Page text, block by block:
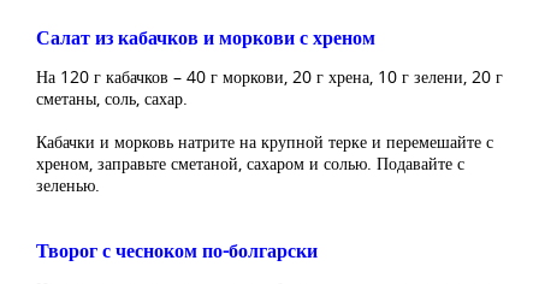
Салат из кабачков и моркови с хреном
На 120 г кабачков – 40 г моркови, 20 г хрена, 10 г зелени, 20 г
сметаны, соль, сахар.
Кабачки и морковь натрите на крупной терке и перемешайте с
хреном, заправьте сметаной, сахаром и солью. Подавайте с
зеленью.
Творог с чесноком по-болгарски